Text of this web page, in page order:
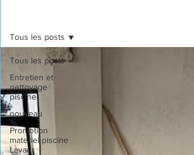
Tous les posts
Entretien et
nettoyage
piscine
nouveau
Promotion
materiel piscine
Lavaur
Tous les posts